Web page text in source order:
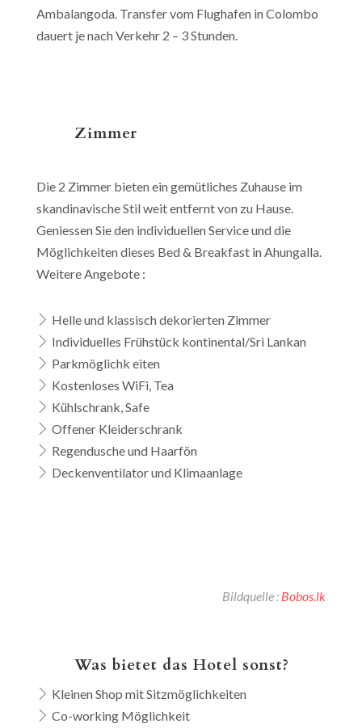
Ambalangoda. Transfer vom Flughafen in Colombo
dauert je nach Verkehr 2 – 3 Stunden.
Zimmer
Die 2 Zimmer bieten ein gemütliches Zuhause im
skandinavische Stil weit entfernt von zu Hause.
Geniessen Sie den individuellen Service und die
Möglichkeiten dieses Bed & Breakfast in Ahungalla.
Weitere Angebote :
Helle und klassisch dekorierten Zimmer
Individuelles Frühstück kontinental/Sri Lankan
Parkmöglichk eiten
Kostenloses WiFi, Tea
Kühlschrank, Safe
Offener Kleiderschrank
Regendusche und Haarfön
Deckenventilator und Klimaanlage
Bildquelle : Bobos.lk
Was bietet das Hotel sonst?
Kleinen Shop mit Sitzmöglichkeiten
Co-working Möglichkeit